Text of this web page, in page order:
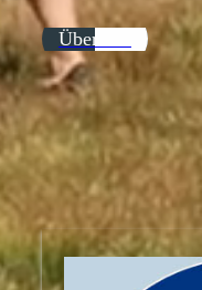
Über uns